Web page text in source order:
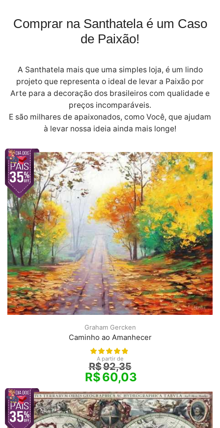
Comprar na Santhatela é um Caso
de Paixão!
A Santhatela mais que uma simples loja, é um lindo
projeto que representa o ideal de levar a Paixão por
Arte para a decoração dos brasileiros com qualidade e
preços incomparáveis.
E são milhares de apaixonados, como Você, que ajudam
à levar nossa ideia ainda mais longe!
Graham Gercken
Caminho ao Amanhecer
A partir de
R$92,35
R$60,03